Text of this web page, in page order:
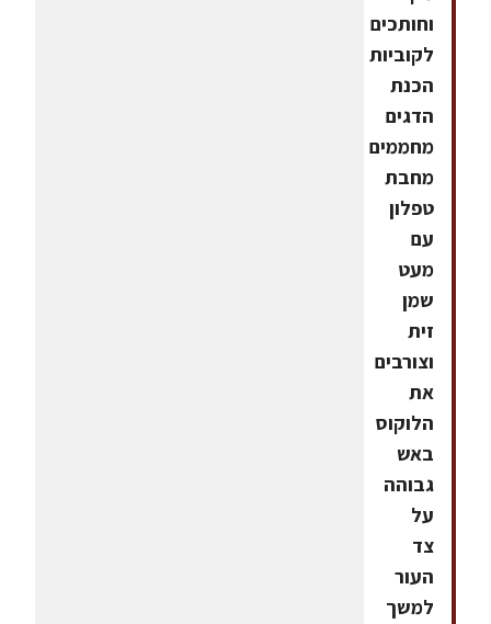
וחותכים
לקוביות
הכנת
הדגים
מחממים
מחבת
טפלון
עם
מעט
שמן
זית
וצורבים
את
הלוקוס
באש
גבוהה
על
צד
העור
למשך